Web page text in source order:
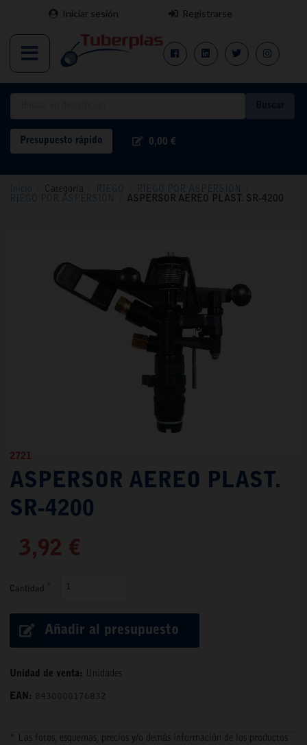
Iniciar sesión Registrarse
Presupuesto rápido 0,00 €
Inicio Categoría RIEGO RIEGO POR ASPERSION
RIEGO POR ASPERSION ASPERSOR AEREO PLAST. SR-4200
2721
ASPERSOR AEREO PLAST.
SR-4200
3,92 €
Cantidad
Añadir al presupuesto
Unidad de venta: Unidades
EAN: 8430000176832
* Las fotos, esquemas, precios y/o demás información de los productos